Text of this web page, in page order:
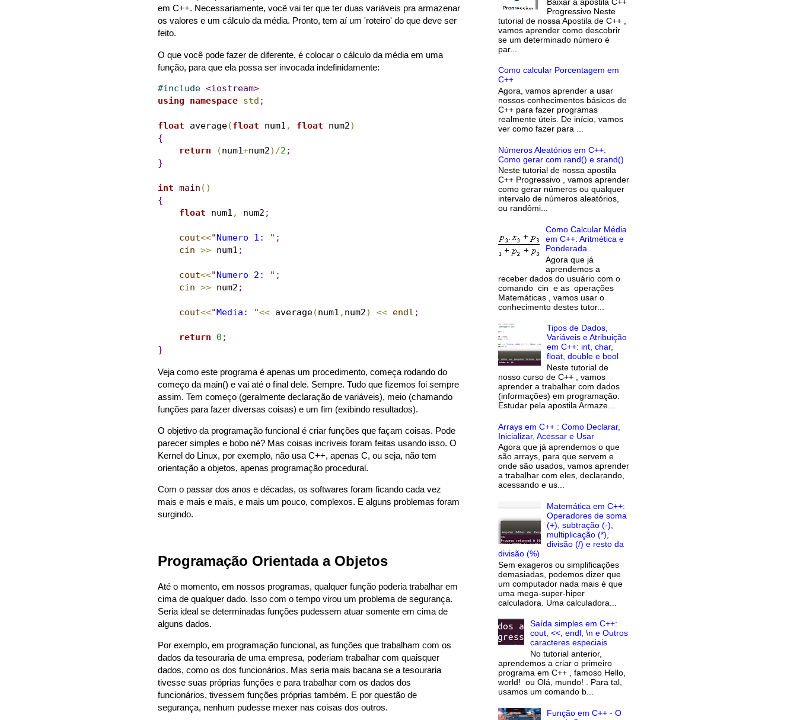
em C++. Necessariamente, você vai ter que ter duas variáveis pra armazenar
os valores e um cálculo da média. Pronto, tem aí um 'roteiro' do que deve ser
feito.
O que você pode fazer de diferente, é colocar o cálculo da média em uma
função, para que ela possa ser invocada indefinidamente:
#include <iostream>
using
namespace std ;
float average(float num1 , float num2)
{
return
(num1+num2) /2 ;
}
int main ( )
{
float num1 , num2 ;
cout<<"Numero 1: " ;
cin >> num1 ;
cout<<"Numero 2: " ;
cin >> num2 ;
cout<<"Media: "<< average(num1 , num2) << endl ;
return 0 ;
}
Veja como este programa é apenas um procedimento, começa rodando do
começo da main() e vai até o final dele. Sempre. Tudo que fizemos foi sempre
assim. Tem começo (geralmente declaração de variáveis), meio (chamando
funções para fazer diversas coisas) e um fim (exibindo resultados).
O objetivo da programação funcional é criar funções que façam coisas. Pode
parecer simples e bobo né? Mas coisas incríveis foram feitas usando isso. O
Kernel do Linux, por exemplo, não usa C++, apenas C, ou seja, não tem
orientação a objetos, apenas programação procedural.
Com o passar dos anos e décadas, os softwares foram ficando cada vez
mais e mais e mais, e mais um pouco, complexos. E alguns problemas foram
surgindo.
Programação Orientada a Objetos
Até o momento, em nossos programas, qualquer função poderia trabalhar em
cima de qualquer dado. Isso com o tempo virou um problema de segurança.
Seria ideal se determinadas funções pudessem atuar somente em cima de
alguns dados.
Por exemplo, em programação funcional, as funções que trabalham com os
dados da tesouraria de uma empresa, poderiam trabalhar com quaisquer
dados, como os dos funcionários. Mas seria mais bacana se a tesouraria
tivesse suas próprias funções e para trabalhar com os dados dos
funcionários, tivessem funções próprias também. E por questão de
segurança, nenhum pudesse mexer nas coisas dos outros.
Progressivo Neste
tutorial de nossa Apostila de C++ ,
vamos aprender como descobrir
se um determinado número é
par...
Como calcular Porcentagem em
C++
Agora, vamos aprender a usar
nossos conhecimentos básicos de
C++ para fazer programas
realmente úteis. De início, vamos
ver como fazer para ...
Números Aleatórios em C++:
Como gerar com rand() e srand()
Neste tutorial de nossa apostila
C++ Progressivo , vamos aprender
como gerar números ou qualquer
intervalo de números aleatórios,
ou randômi...
Como Calcular Média
em C++: Aritmética e
Ponderada
Agora que já
aprendemos a
receber dados do usuário com o
comando cin e as operações
Matemáticas , vamos usar o
conhecimento destes tutor...
Tipos de Dados,
Variáveis e Atribuição
em C++: int, char,
float, double e bool
Neste tutorial de
nosso curso de C++ , vamos
aprender a trabalhar com dados
(informações) em programação.
Estudar pela apostila Armaze...
Arrays em C++ : Como Declarar,
Inicializar, Acessar e Usar
Agora que já aprendemos o que
são arrays, para que servem e
onde são usados, vamos aprender
a trabalhar com eles, declarando,
acessando e us...
Matemática em C++:
Operadores de soma
(+), subtração (-),
multiplicação (*),
divisão (/) e resto da
divisão (%)
Sem exageros ou simplificações
demasiadas, podemos dizer que
um computador nada mais é que
uma mega-super-hiper
calculadora. Uma calculadora...
Saída simples em C++:
cout, <<, endl, \n e Outros
caracteres especiais
No tutorial anterior,
aprendemos a criar o primeiro
programa em C++ , famoso Hello,
world! ou Olá, mundo! . Para tal,
usamos um comando b...
Função em C++ - O